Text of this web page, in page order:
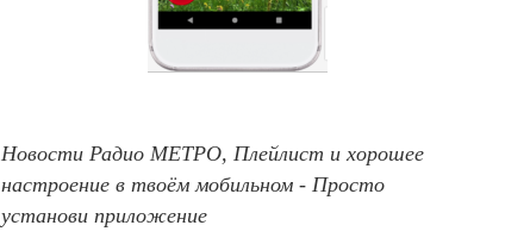
Новости Радио МЕТРО, Плейлист и хорошее
настроение в твоём мобильном - Просто
установи приложение